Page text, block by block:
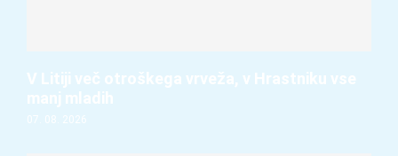
V Litiji več otroškega vrveža, v Hrastniku vse
manj mladih
07. 08. 2026